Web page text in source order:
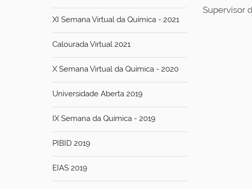
XI Semana Virtual da Química - 2021
Calourada Virtual 2021
X Semana Virtual da Química - 2020
Universidade Aberta 2019
IX Semana da Química - 2019
PIBID 2019
EIAS 2019
Supervisor